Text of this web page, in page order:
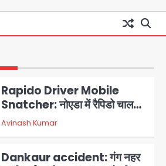
बेटी के साथ अश्लील हरकत करने वाले
पिता को मां ने रंगेहाथ पकड़ा, पुलिस ने
Snatcher: नोएडा में रैपिडो चालक
निकला मोबाइल स्नैचर गैंग का
मास्टरमाइंड, जीरा-बॉल बेचने वालों को
बेचता था चोरी के फोन; 8 गिरफ्तार,
98 मोबाइल और 450 पार्ट्स बरामद
Avinash Kumar
Dankaur accident: गंग नहर
पटरी मार्ग पर तेज रफ्तार कार ने ली
पति-पत्नी की जान, गांव में मातम
Avinash Kumar